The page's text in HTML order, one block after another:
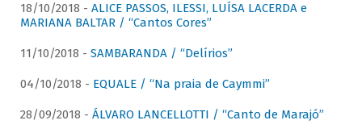
18/10/2018 - ALICE PASSOS, ILESSI, LUÍSA LACERDA e
MARIANA BALTAR / “Cantos Cores”
11/10/2018 - SAMBARANDA / “Delírios”
04/10/2018 - EQUALE / “Na praia de Caymmi”
28/09/2018 - ÁLVARO LANCELLOTTI / “Canto de Marajó”